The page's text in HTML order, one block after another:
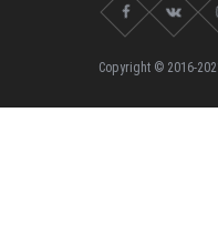
Copyright © 2016-